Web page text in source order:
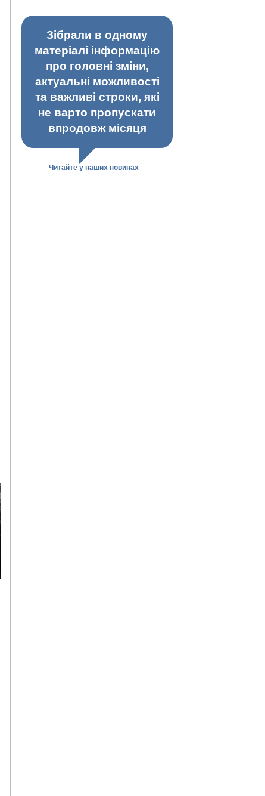
Зібрали в одному
матеріалі інформацію
про головні зміни,
актуальні можливості
та важливі строки, які
не варто пропускати
впродовж місяця
Читайте у наших новинах